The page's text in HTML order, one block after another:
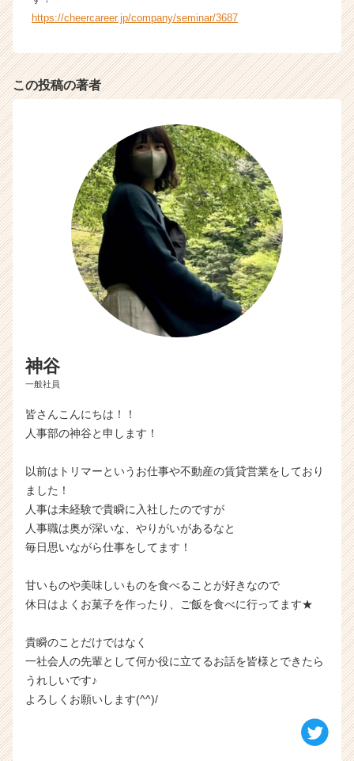
か
ス
ト
届
く
活
サ
ャ
リ
ア
r
C
r
r）
https://cheercareer.jp/company/seminar/3687
この投稿の著者
神谷
一般社員
皆さんこんにちは！！
人事部の神谷と申します！
以前はトリマーというお仕事や不動産の賃貸営業をしており
ました！
人事は未経験で貴瞬に入社したのですが
人事職は奥が深いな、やりがいがあるなと
毎日思いながら仕事をしてます！
甘いものや美味しいものを食べることが好きなので
休日はよくお菓子を作ったり、ご飯を食べに行ってます★
貴瞬のことだけではなく
一社会人の先輩として何か役に立てるお話を皆様とできたら
うれしいです♪
よろしくお願いします(^^)/